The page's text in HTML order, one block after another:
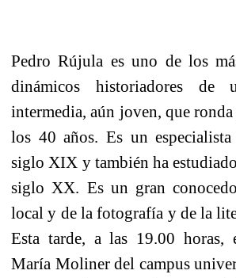
Pedro Rújula es uno de los
dinámicos historiadores de
intermedia, aún joven, que ronda
los 40 años. Es un
siglo XIX y también ha
siglo XX. Es un gran
local y de la fotografía y de la
Esta tarde, a las 19.00 horas,
María Moliner del campus